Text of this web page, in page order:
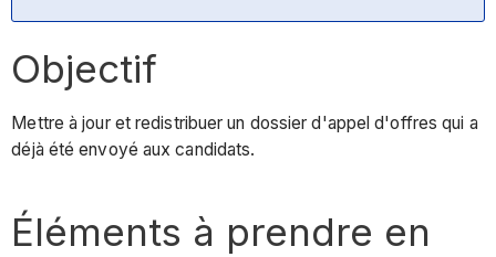
Objectif
Mettre à jour et redistribuer un dossier d'appel d'offres qui a
déjà été envoyé aux candidats.
Éléments à prendre en